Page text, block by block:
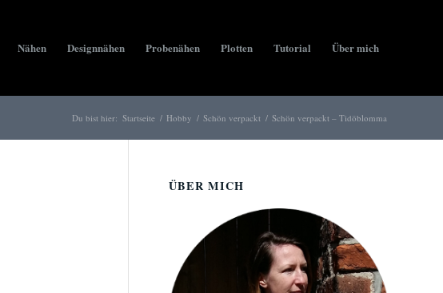
Nähen Designnähen Probenähen Plotten Tutorial Über mich
Du bist hier: Startseite / Hobby / Schön verpackt / Schön verpackt – Tidöblomma
ÜBER MICH